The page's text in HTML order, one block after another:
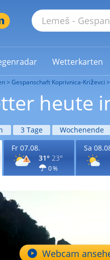
Wetterkarten
Gespanschaft Koprivnica-Križevci
heute
3 Tage Wochenende
Fr 07.08.
31° 23°
0 %
Sa
Webcam